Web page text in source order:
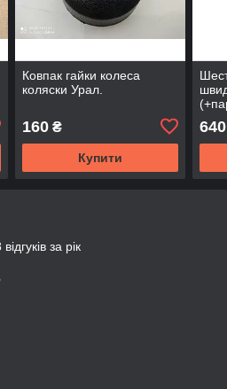
Ковпак гайки колеса
коляски Урал.
160₴
Купити
640
за рік